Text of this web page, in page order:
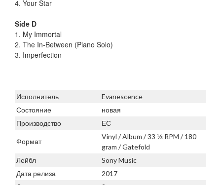
4. Your Star
Side D
1. My Immortal
2. The In-Between (Piano Solo)
3. Imperfection
Исполнитель
Evanescence
Состояние
новая
Производство
ЕС
Формат
Vinyl / Album / 33 ⅓ RPM / 180
gram / Gatefold
Лейбл
Sony Music
Дата релиза
2017